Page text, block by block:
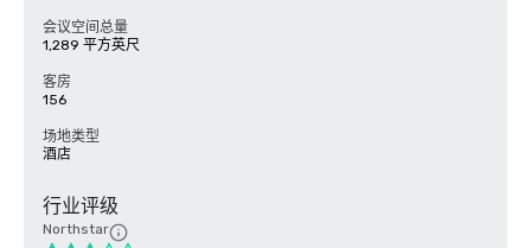
会议空间总量
1,289 平方英尺
客房
156
场地类型
酒店
行业评级
Northstar